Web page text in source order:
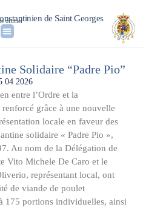
de Saint Georges
officiel
Solidaire “Padre Pio”
04 2026
entre l’Ordre et la
grâce à une nouvelle
locale en faveur des
solidaire « Padre Pio »,
Au nom de la Délégation de
Vito Michele De Caro et le
représentant local, ont
de viande de poulet
175 portions individuelles, ainsi